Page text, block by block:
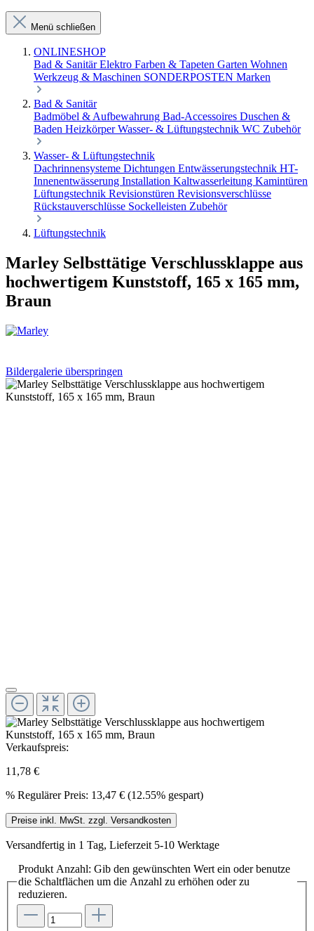
Menü schließen
ONLINESHOP
Bad & SanitärElektro Farben & Tapeten Garten Wohnen
Werkzeug & Maschinen SONDERPOSTEN Marken
Bad & Sanitär
Badmöbel & Aufbewahrung Bad-Accessoires Duschen &
Baden HeizkörperWasser- & Lüftungstechnik WC Zubehör
Wasser- & Lüftungstechnik
Dachrinnensysteme Dichtungen Entwässerungstechnik HT-
Innenentwässerung Installation Kaltwasserleitung Kamintüren
Lüftungstechnik Revisionstüren Revisionsverschlüsse
Rückstauverschlüsse Sockelleisten Zubehör
Lüftungstechnik
Marley Selbsttätige Verschlussklappe aus
hochwertigem Kunststoff, 165 x 165 mm,
Braun
Bildergalerie überspringen
Verkaufspreis:
11,78 €
% Regulärer Preis: 13,47 € (12.55% gespart)
Preise inkl. MwSt. zzgl. Versandkosten
Versandfertig in 1 Tag, Lieferzeit 5-10 Werktage
Produkt Anzahl: Gib den gewünschten Wert ein oder benutze
die Schaltflächen um die Anzahl zu erhöhen oder zu
reduzieren.